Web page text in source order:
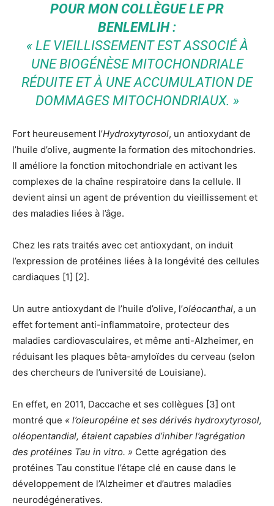
POUR MON COLLÈGUE LE PR
BENLEMLIH :
« LE VIEILLISSEMENT EST ASSOCIÉ À
UNE BIOGÉNÈSE MITOCHONDRIALE
RÉDUITE ET À UNE ACCUMULATION DE
DOMMAGES MITOCHONDRIAUX. »
Fort heureusement l’Hydroxytyrosol, un antioxydant de
l’huile d’olive, augmente la formation des mitochondries.
Il améliore la fonction mitochondriale en activant les
complexes de la chaîne respiratoire dans la cellule. Il
devient ainsi un agent de prévention du vieillissement et
des maladies liées à l’âge.
Chez les rats traités avec cet antioxydant, on induit
l’expression de protéines liées à la longévité des cellules
cardiaques [1] [2].
Un autre antioxydant de l’huile d’olive, l’oléocanthal, a un
effet fortement anti-inflammatoire, protecteur des
maladies cardiovasculaires, et même anti-Alzheimer, en
réduisant les plaques bêta-amyloïdes du cerveau (selon
des chercheurs de l’université de Louisiane).
En effet, en 2011, Daccache et ses collègues [3] ont
montré que « l’oleuropéine et ses dérivés hydroxytyrosol,
oléopentandial, étaient capables d’inhiber l’agrégation
des protéines Tau in vitro. » Cette agrégation des
protéines Tau constitue l’étape clé en cause dans le
développement de l’Alzheimer et d’autres maladies
neurodégéneratives.